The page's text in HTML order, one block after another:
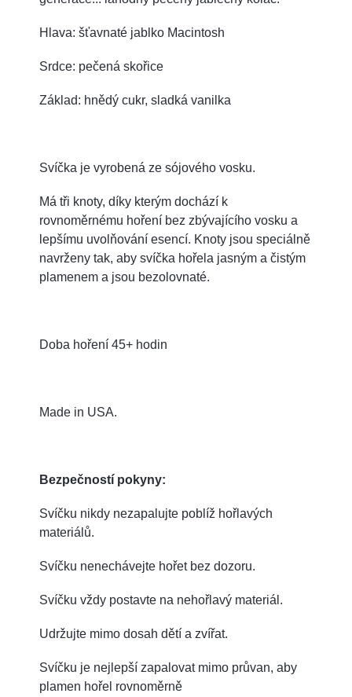
Hlava: šťavnaté jablko Macintosh
Srdce: pečená skořice
Základ: hnědý cukr, sladká vanilka
Svíčka je vyrobená ze sójového vosku.
Má tři knoty, díky kterým dochází k
rovnoměrnému hoření bez zbývajícího vosku a
lepšímu uvolňování esencí. Knoty jsou speciálně
navrženy tak, aby svíčka hořela jasným a čistým
plamenem a jsou bezolovnaté.
Doba hoření 45+ hodin
Made in USA.
Bezpečností pokyny:
Svíčku nikdy nezapalujte poblíž hořlavých
materiálů.
Svíčku nenechávejte hořet bez dozoru.
Svíčku vždy postavte na nehořlavý materiál.
Udržujte mimo dosah dětí a zvířat.
Svíčku je nejlepší zapalovat mimo průvan, aby
plamen hořel rovnoměrně